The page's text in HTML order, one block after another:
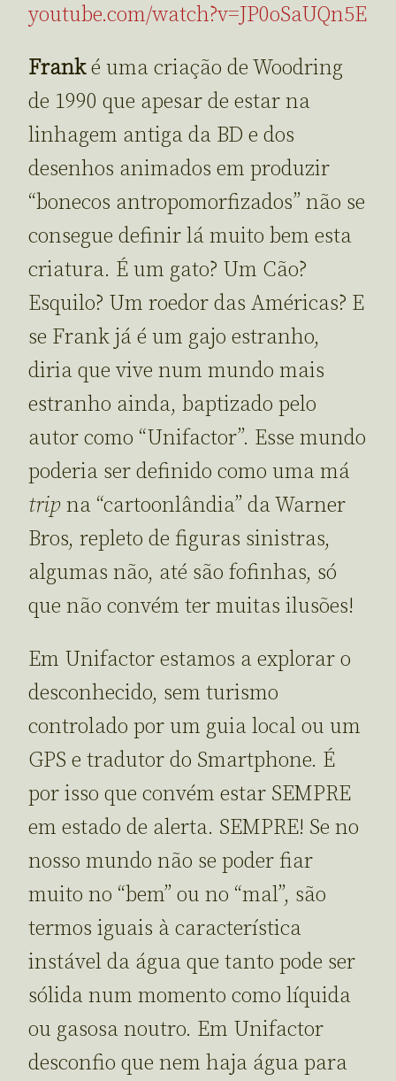
youtube.com/watch?v=JP0oSaUQn5E
Franké uma criação de Woodring
de 1990 que apesar de estar na
linhagem antiga da BD e dos
desenhos animados em produzir
“bonecos antropomorfizados” não se
consegue definir lá muito bem esta
criatura. É um gato? Um Cão?
Esquilo? Um roedor das Américas? E
se Frank já é um gajo estranho,
diria que vive num mundo mais
estranho ainda, baptizado pelo
autor como “Unifactor”. Esse mundo
poderia ser definido como uma má
trip na “cartoonlândia” da Warner
Bros, repleto de figuras sinistras,
algumas não, até são fofinhas, só
que não convém ter muitas ilusões!
Em Unifactor estamos a explorar o
desconhecido, sem turismo
controlado por um guia local ou um
GPS e tradutor do Smartphone. É
por isso que convém estar SEMPRE
em estado de alerta. SEMPRE! Se no
nosso mundo não se poder fiar
muito no “bem” ou no “mal”, são
termos iguais à característica
instável da água que tanto pode ser
sólida num momento como líquida
ou gasosa noutro. Em Unifactor
desconfio que nem haja água para